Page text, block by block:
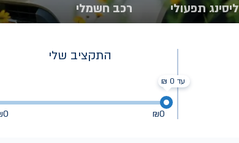
ליסינג תפעולי רכב חשמלי
התקציב שלי
₪0
0
עד 0 ₪